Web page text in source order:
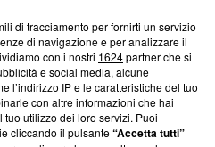
trasparenti su Blasting
e su come ci impegniamo a
afferma la nostra aderenza a
Blasting News non è
ma ha richiesto di farne
effettuato una verifica di
di tracciamento per fornirti un servizio
di navigazione e per analizzare il
con i nostri 1624partner che si
e social media, alcune
l’indirizzo IP e le caratteristiche del tuo
con altre informazioni che hai
utilizzo dei loro servizi. Puoi
cliccando il pulsante“Accetta tutti”